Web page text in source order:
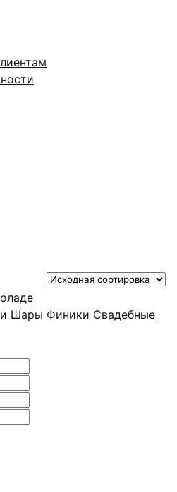
Шары Финики Свадебные